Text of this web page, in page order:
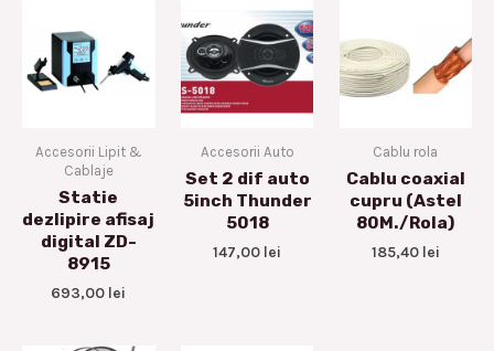
Accesorii Lipit &
Cablaje
Statie
dezlipire afisaj
digital ZD-
8915
693,00 lei
Accesorii Auto
Set 2 dif auto
5inch Thunder
5018
147,00 lei
Cablu rola
Cablu coaxial
cupru (Astel
80M./Rola)
185,40 lei